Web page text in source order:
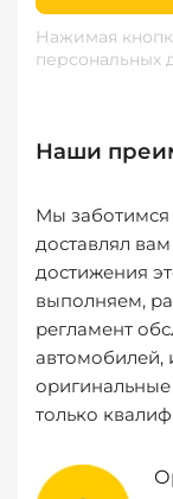
Нажимая
персональных
Наши
Мы
доставлял
достижения
выполняем,
регламент
автомобилей,
только